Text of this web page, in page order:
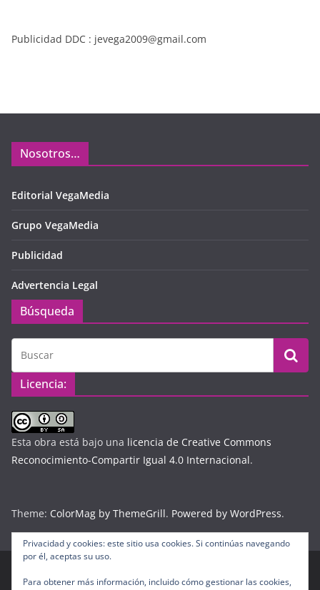
Publicidad DDC : jevega2009@gmail.com
Nosotros…
Editorial VegaMedia
Grupo VegaMedia
Publicidad
Advertencia Legal
Búsqueda
Licencia:
Esta obra está bajo una licencia de Creative Commons
Reconocimiento-Compartir Igual 4.0 Internacional.
Theme: ColorMag by ThemeGrill. Powered by WordPress.
Privacidad y cookies: este sitio usa cookies. Si continúas navegando
por él, aceptas su uso.
Para obtener más información, incluido cómo gestionar las cookies,